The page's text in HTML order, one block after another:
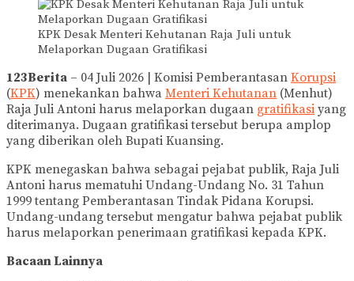
KPK Desak Menteri Kehutanan Raja Juli untuk
Melaporkan Dugaan Gratifikasi
123Berita – 04 Juli 2026 | Komisi Pemberantasan Korupsi
(KPK) menekankan bahwa Menteri Kehutanan (Menhut)
Raja Juli Antoni harus melaporkan dugaan gratifikasi yang
diterimanya. Dugaan gratifikasi tersebut berupa amplop
yang diberikan oleh Bupati Kuansing.
KPK menegaskan bahwa sebagai pejabat publik, Raja Juli
Antoni harus mematuhi Undang-Undang No. 31 Tahun
1999 tentang Pemberantasan Tindak Pidana Korupsi.
Undang-undang tersebut mengatur bahwa pejabat publik
harus melaporkan penerimaan gratifikasi kepada KPK.
Bacaan Lainnya